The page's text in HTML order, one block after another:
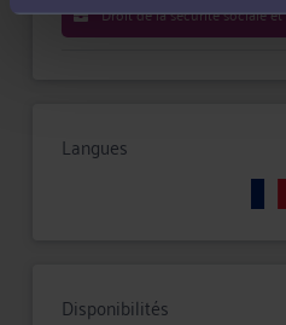
Droit de la sécurité sociale
Langues
Disponibilités